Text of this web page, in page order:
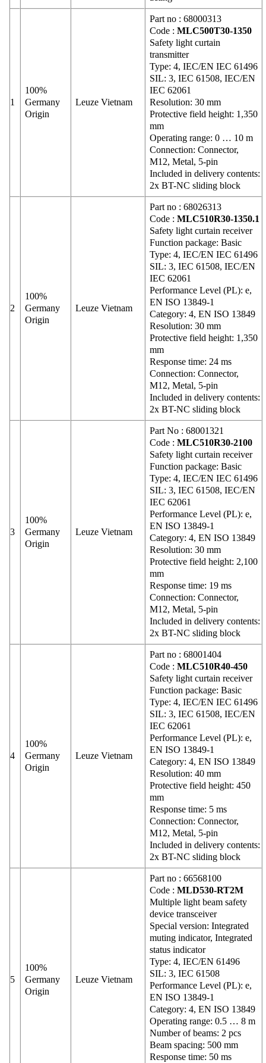
1
100%
Germany
Origin
Leuze Vietnam
Part no : 68000313
Code :MLC500T30-1350
Safety light curtain
transmitter
Type: 4, IEC/EN IEC 61496
SIL: 3, IEC 61508, IEC/EN
IEC 62061
Resolution: 30 mm
Protective field height: 1,350
mm
Operating range: 0 … 10 m
Connection: Connector,
M12, Metal, 5-pin
Included in delivery contents:
2x BT-NC sliding block
2
100%
Germany
Origin
Leuze Vietnam
Part no : 68026313
Code :MLC510R30-1350.1
Safety light curtain receiver
Function package: Basic
Type: 4, IEC/EN IEC 61496
SIL: 3, IEC 61508, IEC/EN
IEC 62061
Performance Level (PL): e,
EN ISO 13849-1
Category: 4, EN ISO 13849
Resolution: 30 mm
Protective field height: 1,350
mm
Response time: 24 ms
Connection: Connector,
M12, Metal, 5-pin
Included in delivery contents:
2x BT-NC sliding block
3
100%
Germany
Origin
Leuze Vietnam
Part No : 68001321
Code :MLC510R30-2100
Safety light curtain receiver
Function package: Basic
Type: 4, IEC/EN IEC 61496
SIL: 3, IEC 61508, IEC/EN
IEC 62061
Performance Level (PL): e,
EN ISO 13849-1
Category: 4, EN ISO 13849
Resolution: 30 mm
Protective field height: 2,100
mm
Response time: 19 ms
Connection: Connector,
M12, Metal, 5-pin
Included in delivery contents:
2x BT-NC sliding block
4
100%
Germany
Origin
Leuze Vietnam
Part no : 68001404
Code :MLC510R40-450
Safety light curtain receiver
Function package: Basic
Type: 4, IEC/EN IEC 61496
SIL: 3, IEC 61508, IEC/EN
IEC 62061
Performance Level (PL): e,
EN ISO 13849-1
Category: 4, EN ISO 13849
Resolution: 40 mm
Protective field height: 450
mm
Response time: 5 ms
Connection: Connector,
M12, Metal, 5-pin
Included in delivery contents:
2x BT-NC sliding block
5
100%
Germany
Origin
Leuze Vietnam
Part no : 66568100
Code :MLD530-RT2M
Multiple light beam safety
device transceiver
Special version: Integrated
muting indicator, Integrated
status indicator
Type: 4, IEC/EN 61496
SIL: 3, IEC 61508
Performance Level (PL): e,
EN ISO 13849-1
Category: 4, EN ISO 13849
Operating range: 0.5 … 8 m
Number of beams: 2 pcs
Beam spacing: 500 mm
Response time: 50 ms